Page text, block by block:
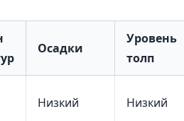
Осадки
Уровень
толп
Низкий Низкий